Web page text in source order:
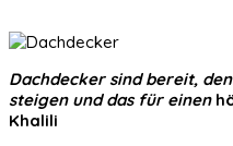
Dachdecker sind bereit,
steigen und das für einen
Khalili